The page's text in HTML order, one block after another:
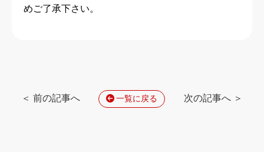
めご了承下さい。
＜ 前の記事へ 一覧に戻る 次の記事へ ＞